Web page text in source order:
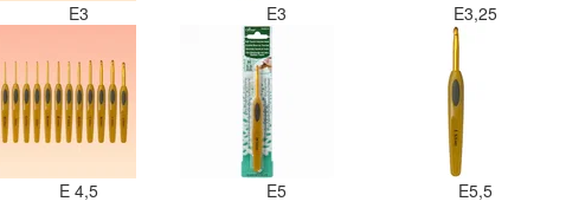
E3 E3 E3,25
E 4,5 E5 E5,5